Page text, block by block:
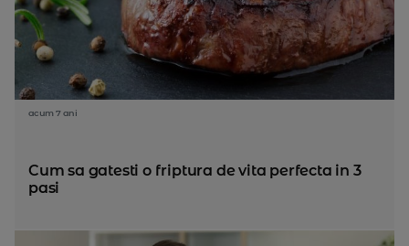
acum 7 ani
Cum sa gatesti o friptura de vita perfecta in 3
pasi